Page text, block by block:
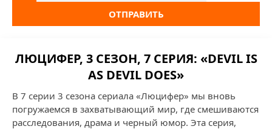
ОТПРАВИТЬ
ЛЮЦИФЕР, 3 СЕЗОН, 7 СЕРИЯ: «DEVIL IS
AS DEVIL DOES»
В 7 серии 3 сезона сериала «Люцифер» мы вновь
погружаемся в захватывающий мир, где смешиваются
расследования, драма и черный юмор. Эта серия,